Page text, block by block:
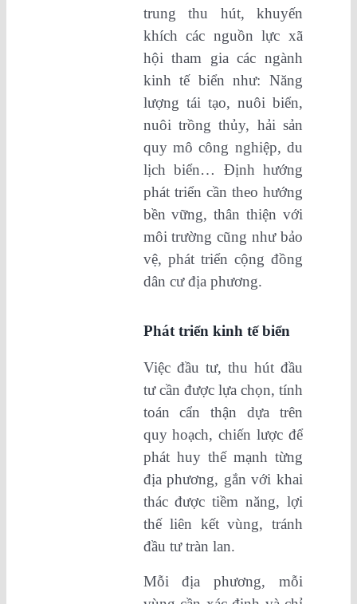
trung thu hút, khuyến
khích các nguồn lực xã
hội tham gia các ngành
kinh tế biển như: Năng
lượng tái tạo, nuôi biển,
nuôi trồng thủy, hải sản
quy mô công nghiệp, du
lịch biển… Định hướng
phát triển cần theo hướng
bền vững, thân thiện với
môi trường cũng như bảo
vệ, phát triển cộng đồng
dân cư địa phương.
Phát triển kinh tế biển
Việc đầu tư, thu hút đầu
tư cần được lựa chọn, tính
toán cẩn thận dựa trên
quy hoạch, chiến lược để
phát huy thế mạnh từng
địa phương, gắn với khai
thác được tiềm năng, lợi
thế liên kết vùng, tránh
đầu tư tràn lan.
Mỗi địa phương, mỗi